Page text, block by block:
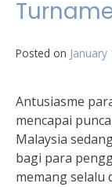
Posted on
Antusiasme
mencapai
Malaysia
bagi para
memang selalu